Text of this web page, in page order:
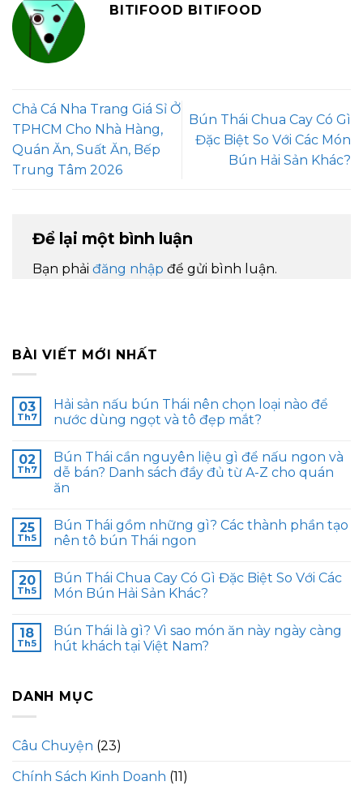
BITIFOOD BITIFOOD
Chả Cá Nha Trang Giá Sỉ Ở
TPHCM Cho Nhà Hàng,
Quán Ăn, Suất Ăn, Bếp
Trung Tâm 2026
Bún Thái Chua Cay Có Gì
Đặc Biệt So Với Các Món
Bún Hải Sản Khác?
Để lại một bình luận
Bạn phải đăng nhập để gửi bình luận.
BÀI VIẾT MỚI NHẤT
03
Th7
Hải sản nấu bún Thái nên chọn loại nào để
nước dùng ngọt và tô đẹp mắt?
02
Th7
Bún Thái cần nguyên liệu gì để nấu ngon và
dễ bán? Danh sách đầy đủ từ A-Z cho quán
ăn
25
Th5
Bún Thái gồm những gì? Các thành phần tạo
nên tô bún Thái ngon
20
Th5
Bún Thái Chua Cay Có Gì Đặc Biệt So Với Các
Món Bún Hải Sản Khác?
18
Th5
Bún Thái là gì? Vì sao món ăn này ngày càng
hút khách tại Việt Nam?
DANH MỤC
Câu Chuyện (23)
Chính Sách Kinh Doanh (11)